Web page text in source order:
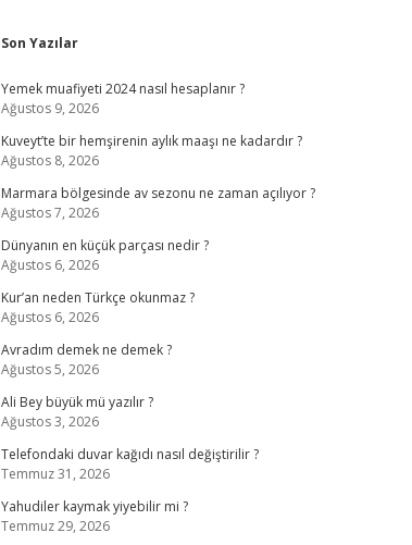
Sidebar
Son Yazılar
Yemek muafiyeti 2024 nasıl hesaplanır ?
Ağustos 9, 2026
Kuveyt’te bir hemşirenin aylık maaşı ne kadardır ?
Ağustos 8, 2026
Marmara bölgesinde av sezonu ne zaman açılıyor ?
Ağustos 7, 2026
Dünyanın en küçük parçası nedir ?
Ağustos 6, 2026
Kur’an neden Türkçe okunmaz ?
Ağustos 6, 2026
Avradım demek ne demek ?
Ağustos 5, 2026
Ali Bey büyük mü yazılır ?
Ağustos 3, 2026
Telefondaki duvar kağıdı nasıl değiştirilir ?
Temmuz 31, 2026
Yahudiler kaymak yiyebilir mi ?
Temmuz 29, 2026